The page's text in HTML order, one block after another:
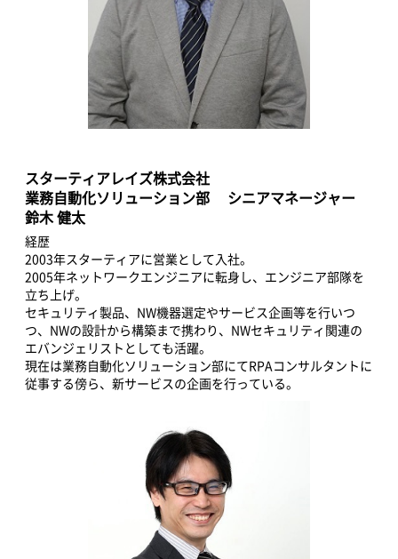
スターティアレイズ株式会社
業務自動化ソリューション部 シニアマネージャー
鈴木 健太
経歴
2003年スターティアに営業として入社。
2005年ネットワークエンジニアに転身し、エンジニア部隊を
立ち上げ。
セキュリティ製品、NW機器選定やサービス企画等を行いつ
つ、NWの設計から構築まで携わり、NWセキュリティ関連の
エバンジェリストとしても活躍。
現在は業務自動化ソリューション部にてRPAコンサルタントに
従事する傍ら、新サービスの企画を行っている。